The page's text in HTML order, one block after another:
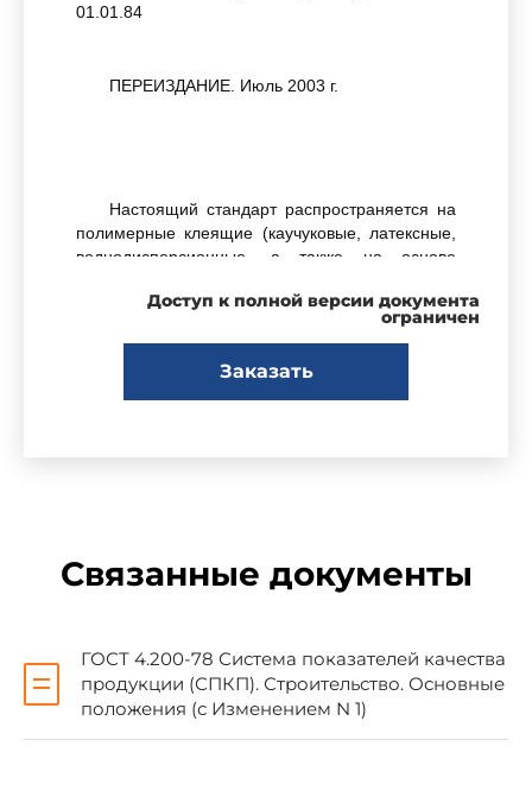
01.01.84
ПЕРЕИЗДАНИЕ. Июль 2003 г.
Настоящий стандарт распространяется на
полимерные клеящие (каучуковые, латексные,
воднодисперсионные, а также на основе
предназначенные для приклеивания
отделочных материалов и облицовочных
производственных, жилых, общественных и
вспомогательных зданий, и устанавливает
документации;
планировании ее качества;
выборе оптимального варианта новых
Доступ к полной версии документа
ограничен
Заказать
Связанные документы
ГОСТ 4.200-78 Система показателей качества
продукции (СПКП). Строительство. Основные
положения (с Изменением N 1)